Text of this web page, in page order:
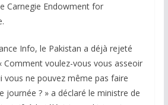
Carnegie Endowment for
Info, le Pakistan a déjà rejeté
Comment voulez-vous vous asseoir
vous ne pouvez même pas faire
journée ? » a déclaré le ministre de